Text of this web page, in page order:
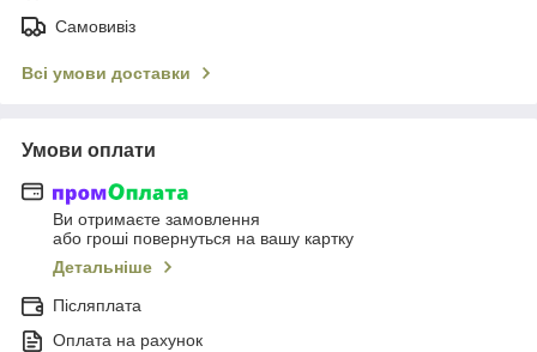
Самовивіз
Всі умови доставки
Умови оплати
Ви отримаєте замовлення
або гроші повернуться на вашу картку
Детальніше
Післяплата
Оплата на рахунок